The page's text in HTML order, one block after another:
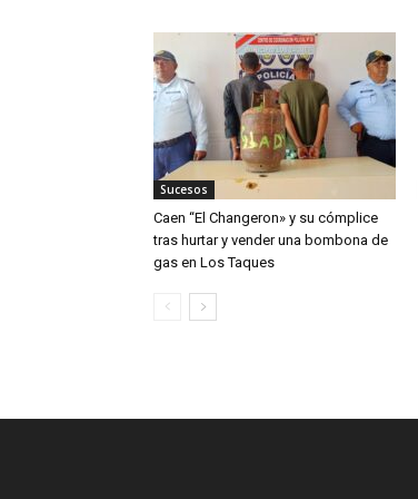
Sucesos
Caen “El Changeron» y su cómplice
tras hurtar y vender una bombona de
gas en Los Taques